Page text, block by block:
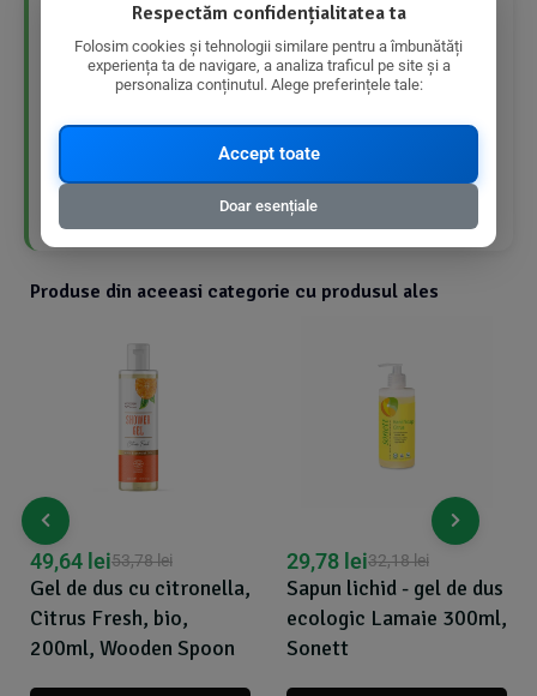
Fără substanțe chimice
Fără conservanți
Hidratează și hrănește pielea
Proprietăți antimicrobiene și antifungice
Produse din aceeasi categorie cu produsul ales
Gel de dus cu citronella,
Citrus Fresh, bio,
200ml, Wooden Spoon
53,78lei
49,64 lei
Sapun lichid - gel de dus
ecologic Lamaie 300ml,
Sonett
32,18lei
29,78 lei
Respectăm confidențialitatea ta
Folosim cookies și tehnologii similare pentru a îmbunătăți
experiența ta de navigare, a analiza traficul pe site și a
personaliza conținutul. Alege preferințele tale:
Accept toate
Doar esențiale